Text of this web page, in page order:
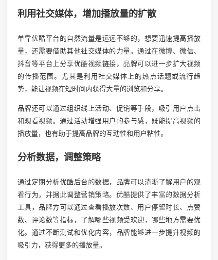
利用社交媒体，增加播放量的扩散
单靠优酷平台的自然流量是远远不够的，想要迅速提高播放
量，还需要借助其他社交媒体的力量。通过在微博、微信、
抖音等平台上分享优酷视频链接，品牌可以进一步扩大视频
的传播范围。尤其是利用社交媒体上的热点话题或流行趋
势，能让视频在短时间内获得大量的浏览和分享。
品牌还可以通过组织线上活动、促销等手段，吸引用户点击
和观看视频。通过活动增强用户的参与感，既能提高视频的
播放量，也有助于提高品牌的互动性和用户粘性。
分析数据，调整策略
通过定期分析优酷后台的数据，品牌可以清晰了解用户的观
看行为，并据此调整营销策略。优酷提供了丰富的数据分析
工具，品牌方可以通过查看播放次数、用户停留时长、点赞
数、评论数等指标，了解哪些视频受欢迎，哪些地方需要优
化。通过不断测试和优化内容，品牌能够进一步提升视频的
吸引力，获得更多的播放量。